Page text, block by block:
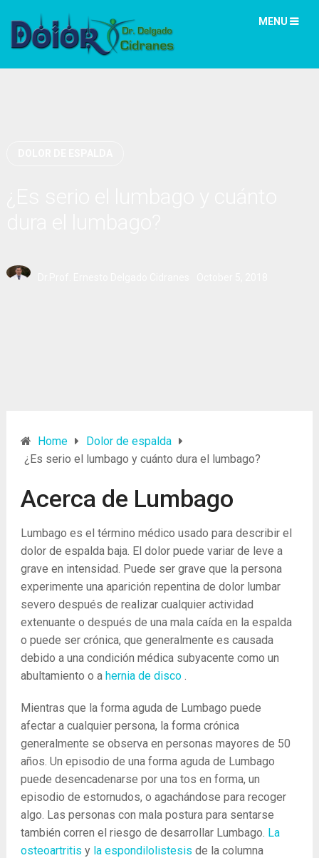
MENU
Home
Dolor de espalda
¿Es serio el lumbago y cuánto dura el lumbago?
Acerca de Lumbago
Lumbago es el término médico usado para describir el
dolor de espalda baja. El dolor puede variar de leve a
grave en intensidad. Puede ser grave que la persona
experimente una aparición repentina de dolor lumbar
severo después de realizar cualquier actividad
extenuante o después de una mala caída en la espalda
o puede ser crónica, que generalmente es causada
debido a una condición médica subyacente como un
abultamiento o a hernia de disco .
Mientras que la forma aguda de Lumbago puede
afectar a cualquier persona, la forma crónica
generalmente se observa en personas mayores de 50
años. Un episodio de una forma aguda de Lumbago
puede desencadenarse por una tos en forma, un
episodio de estornudos, o agachándose para recoger
algo. Las personas con mala postura para sentarse
también corren el riesgo de desarrollar Lumbago. La
osteoartritis y la espondilolistesis de la columna